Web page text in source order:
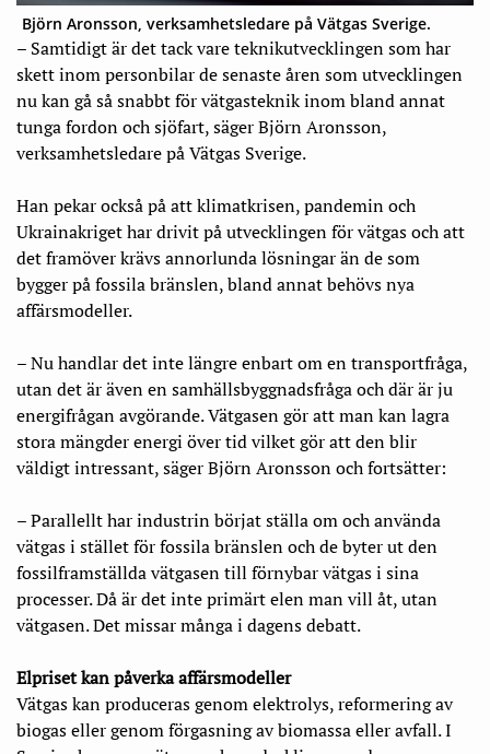
Björn Aronsson, verksamhetsledare på Vätgas Sverige.
– Samtidigt är det tack vare teknikutvecklingen som har
skett inom personbilar de senaste åren som utvecklingen
nu kan gå så snabbt för vätgasteknik inom bland annat
tunga fordon och sjöfart, säger Björn Aronsson,
verksamhetsledare på Vätgas Sverige.
Han pekar också på att klimatkrisen, pandemin och
Ukrainakriget har drivit på utvecklingen för vätgas och att
det framöver krävs annorlunda lösningar än de som
bygger på fossila bränslen, bland annat behövs nya
affärsmodeller.
– Nu handlar det inte längre enbart om en transportfråga,
utan det är även en samhällsbyggnadsfråga och där är ju
energifrågan avgörande. Vätgasen gör att man kan lagra
stora mängder energi över tid vilket gör att den blir
väldigt intressant, säger Björn Aronsson och fortsätter:
– Parallellt har industrin börjat ställa om och använda
vätgas i stället för fossila bränslen och de byter ut den
fossilframställda vätgasen till förnybar vätgas i sina
processer. Då är det inte primärt elen man vill åt, utan
vätgasen. Det missar många i dagens debatt.
Elpriset kan påverka affärsmodeller
Vätgas kan produceras genom elektrolys, reformering av
biogas eller genom förgasning av biomassa eller avfall. I